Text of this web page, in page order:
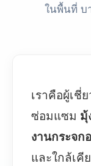
ในพื้นที่ บ
เราคือผู้เชี่
ซ่อมแซม มุ้
งานกระจก
และใกล้เคี